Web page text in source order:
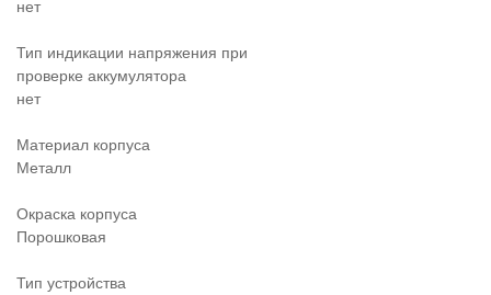
нет
Тип индикации напряжения при
проверке аккумулятора
нет
Материал корпуса
Металл
Окраска корпуса
Порошковая
Тип устройства